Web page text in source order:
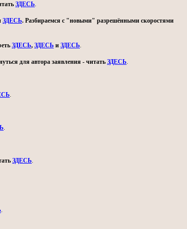
ЗДЕСЬ.
ЗДЕСЬ. Разбираемся с "новыми" разрешёнными скоростями
ЗДЕСЬ, ЗДЕСЬ и ЗДЕСЬ.
для автора заявления - читать ЗДЕСЬ.
.
.
ЗДЕСЬ.
.